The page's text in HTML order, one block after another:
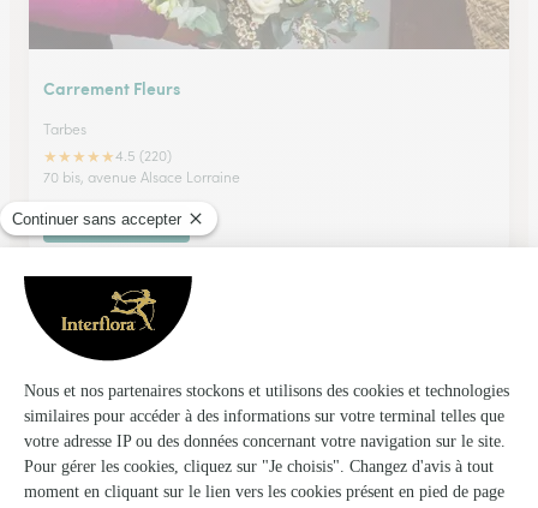
Carrement Fleurs
Tarbes
★★★★★4.5 (220)
70 bis, avenue Alsace Lorraine
Voir la boutique
St-Go Fleurs